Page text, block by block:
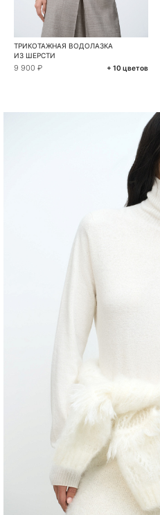
ТРИКОТАЖНАЯ ВОДОЛАЗКА
ИЗ ШЕРСТИ
9 900 ₽ + 10 цветов